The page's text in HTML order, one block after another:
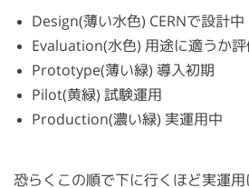
Design(薄い水色) CERNで設計中
Evaluation(水色) 用途に適うか評
Prototype(薄い緑) 導入初期
Pilot(黄緑) 試験運用
Production(濃い緑) 実運用中
恐らくこの順で下に行くほど実運